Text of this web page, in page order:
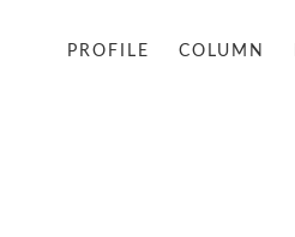
PROFILE COLUMN